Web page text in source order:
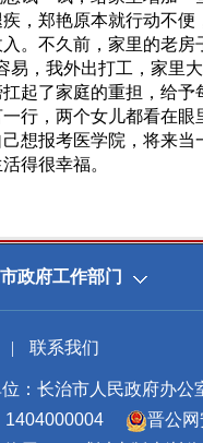
郑艳原本就行动不便
。不久前，家里的老
，我外出打工，家里大
起了家庭的重担，给予
，两个女儿都看在眼
想报考医学院，将来
得很幸福。
市政府工作部门
| 联系我们
：长治市人民政府办公
1404000004
晋公